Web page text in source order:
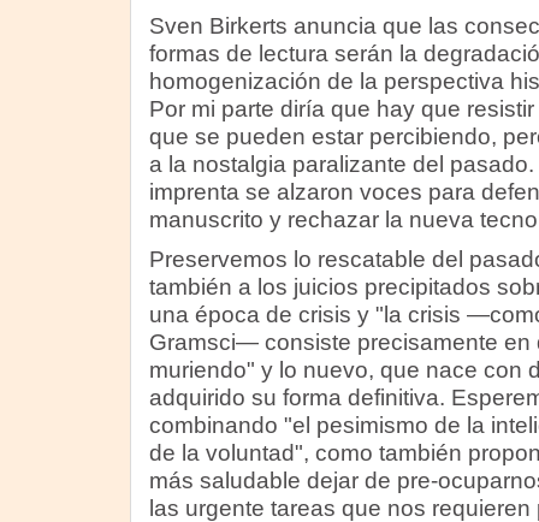
Sven Birkerts anuncia que las
formas de lectura serán la
homogenización de la perspectiva
Por mi parte diría que hay que
que se pueden estar percibiendo,
a la nostalgia paralizante del
imprenta se alzaron voces para
manuscrito y rechazar la nueva
Preservemos lo rescatable del
también a los juicios precipitados
una época de crisis y "la crisis
Gramsci— consiste precisamente en
muriendo" y lo nuevo, que nace con
adquirido su forma definitiva.
combinando "el pesimismo de la
de la voluntad", como también
más saludable dejar de pre-
las urgente tareas que nos